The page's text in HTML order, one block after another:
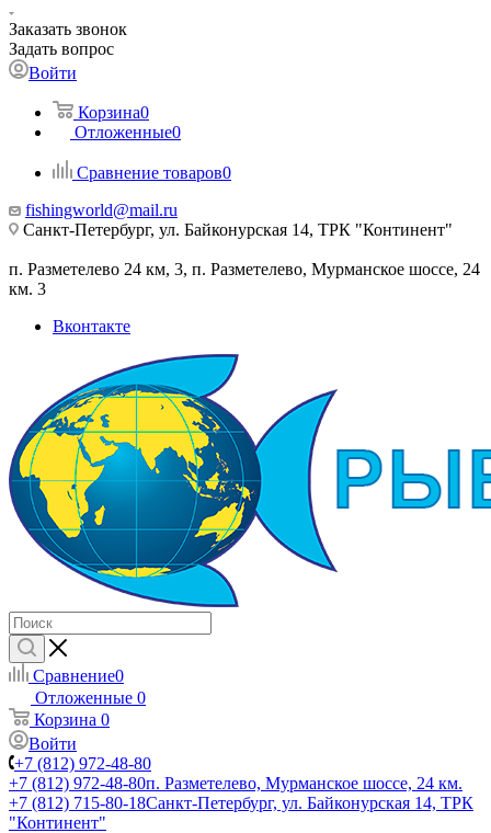
Заказать звонок
Задать вопрос
Войти
Корзина0
Отложенные0
Сравнение товаров0
fishingworld@mail.ru
Санкт-Петербург, ул. Байконурская 14, ТРК "Континент"
п. Разметелево 24 км, 3, п. Разметелево, Мурманское шоссе, 24
км. 3
Вконтакте
Сравнение0
Отложенные 0
Корзина 0
Войти
+7 (812) 972-48-80
+7 (812) 972-48-80п. Разметелево, Мурманское шоссе, 24 км.
+7 (812) 715-80-18Санкт-Петербург, ул. Байконурская 14, ТРК
"Континент"